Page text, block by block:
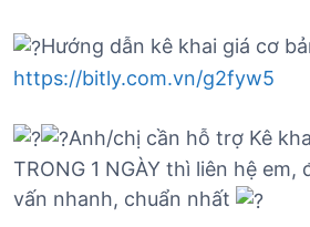
Hướng dẫn kê khai giá cơ
https://bitly.com.vn/g2fyw5
Anh/chị cần hỗ trợ Kê
TRONG 1 NGÀY thì liên hệ
vấn nhanh, chuẩn nhất